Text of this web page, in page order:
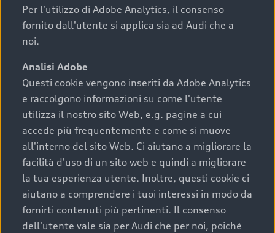
I requisiti fondamentali da considerare prima di
acquistare un’auto usata, oltre al prezzo e all'aspetto,
chilometraggio: un valore contenuto corrisponde a
uno stato migliore del veicolo e a una maggiore
durata nel tempo;
cronologia dei tagliandi: una documentazione
completa della vettura certifica una manutenzione
costante e accurata;
condizioni della carrozzeria e degli interni: una
buona conservazione evidenzia cura e attenzione del
precedente proprietario;
Per l'utilizzo di Adobe Analytics, il consenso
fornito dall'utente si applica sia ad Audi che a
noi.
Analisi Adobe
Questi cookie vengono inseriti da Adobe Analytics
e raccolgono informazioni su come l'utente
utilizza il nostro sito Web, e.g. pagine a cui
accede più frequentemente e come si muove
all'interno del sito Web. Ci aiutano a migliorare la
facilità d'uso di un sito web e quindi a migliorare
la tua esperienza utente. Inoltre, questi cookie ci
aiutano a comprendere i tuoi interessi in modo da
fornirti contenuti più pertinenti. Il consenso
dell'utente vale sia per Audi che per noi, poiché